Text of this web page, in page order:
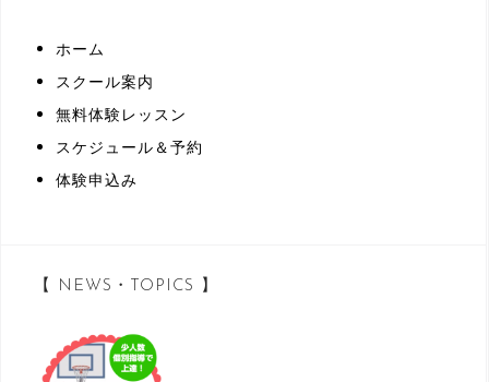
ホーム
スクール案内
無料体験レッスン
スケジュール＆予約
体験申込み
【 NEWS・TOPICS 】